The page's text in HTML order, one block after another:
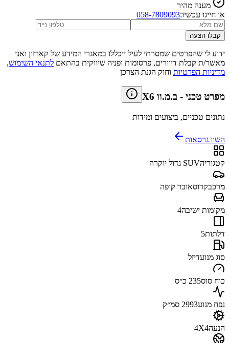
מענה מהיר
או חייגו עכשיו:058-7809093
קבלו הצעה
ידוע לי שהפרטים שמסרתי לעיל ייכללו במאגרי המידע של קארזון ואני
מאשר/ת קבלת דיוורים, פרסומות ופניה שיווקית בהתאם לתנאי השימוש,
מדיניות הפרטיות וחוק הגנת הצרכן
מפרט טכני - ב.מ.וו X6
נתונים טכניים, ביצועים ומידות
השוו גרסאות
קטגוריהSUV גדול יוקרה
מרכבקרוסאובר קופה
מקומות ישיבה4
דלתות5
סוג מנועדיזל
כוח סוס235 כ״ס
נפח מנוע2993 סמ״ק
הנעה4X4